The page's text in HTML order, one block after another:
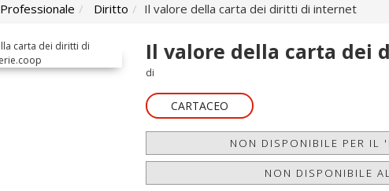
Professionale Diritto Il valore della carta dei diritti di internet
Il valore della carta
di
CARTACEO
NON DISPONIBILE PER IL
NON DISPONIBILE